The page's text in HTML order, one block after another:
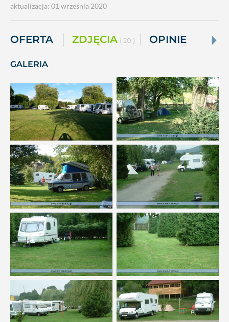
aktualizacja: 01 września 2020
OFERTA ZDJĘCIA ( 20 ) OPINIE
GALERIA